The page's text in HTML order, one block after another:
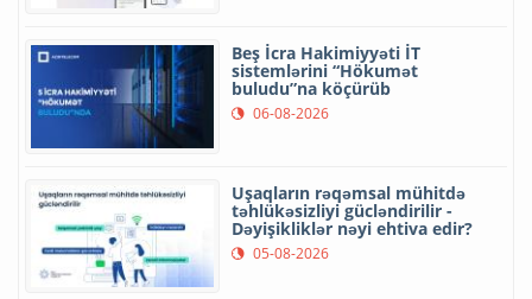
Beş İcra Hakimiyyəti İT
sistemlərini “Hökumət
buludu”na köçürüb
06-08-2026
Uşaqların rəqəmsal mühitdə
təhlükəsizliyi gücləndirilir -
Dəyişikliklər nəyi ehtiva edir?
05-08-2026